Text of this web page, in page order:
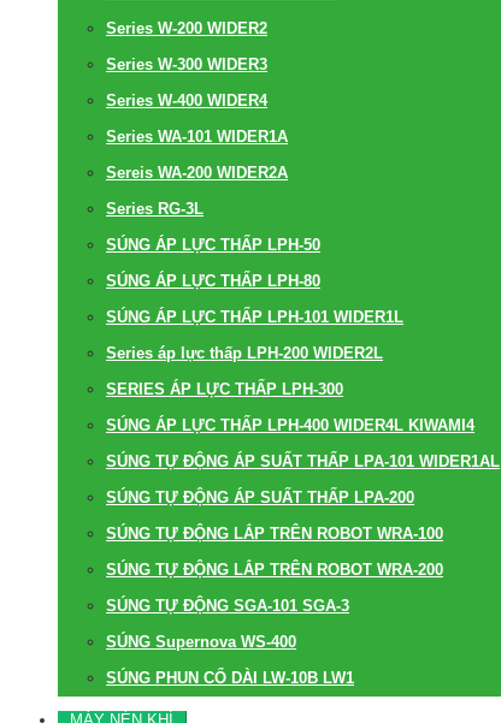
Series W-200 WIDER2
Series W-300 WIDER3
Series W-400 WIDER4
Series WA-101 WIDER1A
Sereis WA-200 WIDER2A
Series RG-3L
SÚNG ÁP LỰC THẤP LPH-50
SÚNG ÁP LỰC THẤP LPH-80
SÚNG ÁP LỰC THẤP LPH-101 WIDER1L
Series áp lực thấp LPH-200 WIDER2L
SERIES ÁP LỰC THẤP LPH-300
SÚNG ÁP LỰC THẤP LPH-400 WIDER4L KIWAMI4
SÚNG TỰ ĐỘNG ÁP SUẤT THẤP LPA-101 WIDER1AL
SÚNG TỰ ĐỘNG ÁP SUẤT THẤP LPA-200
SÚNG TỰ ĐỘNG LẮP TRÊN ROBOT WRA-100
SÚNG TỰ ĐỘNG LẮP TRÊN ROBOT WRA-200
SÚNG TỰ ĐỘNG SGA-101 SGA-3
SÚNG Supernova WS-400
SÚNG PHUN CỔ DÀI LW-10B LW1